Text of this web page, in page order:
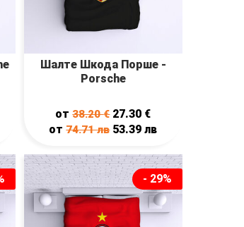
Шалте Шкода Порше -
Porsche
от38.20€ 27.30 €
от74.71лв 53.39лв
- 29%